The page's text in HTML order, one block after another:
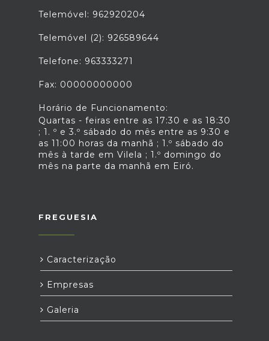
Telemóvel: 962920204
Telemóvel (2): 926589644
Telefone: 963333271
Fax: 00000000000
Horário de Funcionamento:
Quartas - feiras entre as 17:30 e as 18:30
; 1. º e 3.º sábado do mês entre as 9:30 e
as 11:00 horas da manhã ; 1.º sábado do
mês à tarde em Vilela ; 1.º domingo do
mês na parte da manhã em Eiró.
FREGUESIA
Caracterização
Empresas
Galeria